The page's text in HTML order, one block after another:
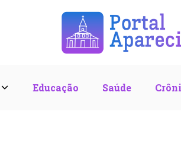
Educação Saúde